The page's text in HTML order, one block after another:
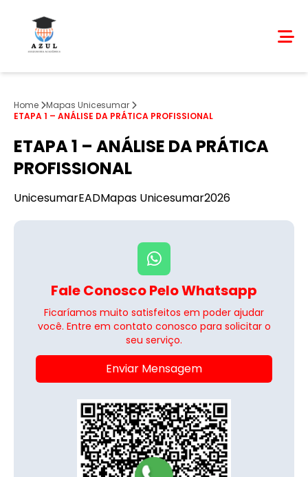
Home
Mapas Unicesumar
ETAPA 1 – ANÁLISE DA PRÁTICA PROFISSIONAL
ETAPA 1 – ANÁLISE DA PRÁTICA
PROFISSIONAL
UnicesumarEADMapas Unicesumar2026
Fale Conosco Pelo Whatsapp
Ficaríamos muito satisfeitos em poder ajudar
você. Entre em contato conosco para solicitar o
seu serviço.
Enviar Mensagem